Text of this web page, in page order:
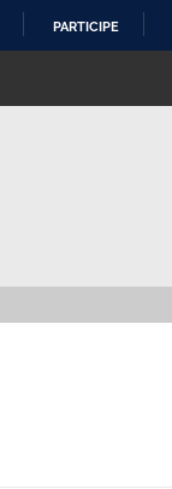
PARTICIPE